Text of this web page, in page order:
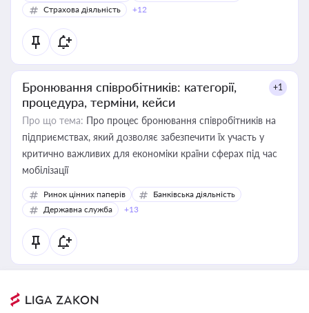
Страхова діяльність
+12
Бронювання співробітників: категорії,
процедура, терміни, кейси
+1
Про що тема: Про процес бронювання співробітників на
підприємствах, який дозволяє забезпечити їх участь у
критично важливих для економіки країни сферах під час
мобілізації
Ринок цінних паперів
Банківська діяльність
Державна служба
+13